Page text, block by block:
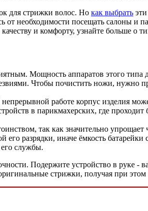
для стрижки волос. Но как выбрать
необходимости посещать салоны и
и комфорту, узнайте больше о
Мощность аппаратов этого
Чтобы почистить ножи, нужно
работе корпус изделия
в парикмахерских, где
так как значительно
разрядки, иначе ёмкость
службы.
Подержите устройство в руке -
стрижки, получая при этом